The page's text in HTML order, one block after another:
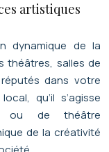
artistiques
dynamique de la
théâtres, salles de
dans votre
qu’il s’agisse
ou de théâtre
de la créativité